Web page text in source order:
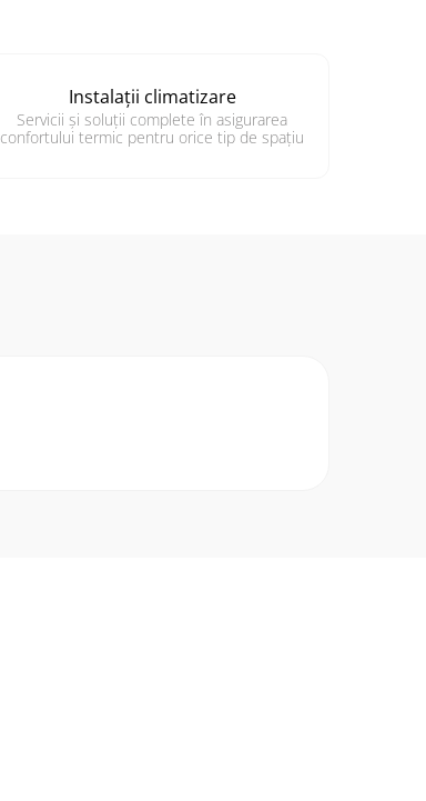
Instalații climatizare
Servicii și soluții complete în asigurarea
confortului termic pentru orice tip de spațiu